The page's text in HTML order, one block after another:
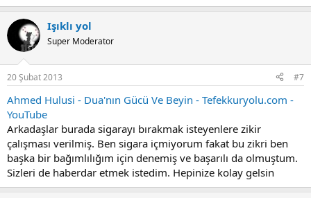
Işıklı yol
Super Moderator
20 Şubat 2013 #7
Ahmed Hulusi - Dua'nın Gücü Ve Beyin - Tefekkuryolu.com -
YouTube
Arkadaşlar burada sigarayı bırakmak isteyenlere zikir
çalışması verilmiş. Ben sigara içmiyorum fakat bu zikri ben
başka bir bağımlılığım için denemiş ve başarılı da olmuştum.
Sizleri de haberdar etmek istedim. Hepinize kolay gelsin